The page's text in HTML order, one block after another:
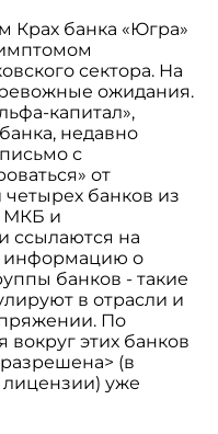
Крах банка «Югра»
сектора. На
ожидания.
капитал»,
недавно
с
от
банков из
МКБ и
ссылаются на
информацию о
банков - такие
в отрасли и
По
этих банков
(в
лицензии) уже